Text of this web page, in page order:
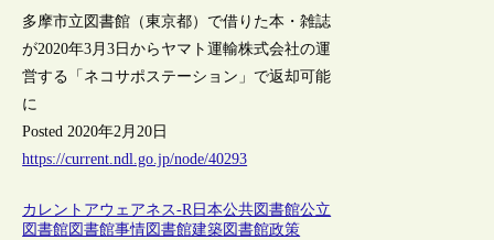
多摩市立図書館（東京都）で借りた本・雑誌
が2020年3月3日からヤマト運輸株式会社の運
営する「ネコサポステーション」で返却可能
に
Posted 2020年2月20日
https://current.ndl.go.jp/node/40293
カレントアウェアネス-R日本公共図書館公立
図書館図書館事情図書館建築図書館政策